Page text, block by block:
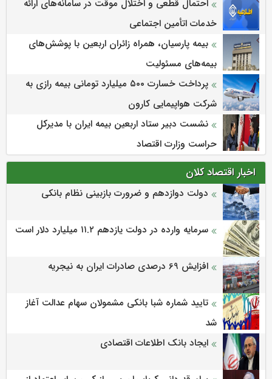
احتمال قطعی و اختلال موقت در سامانه‌های ارائه
خدمات اتأمین اجتماعی
بیمه پارسیان، همراه زائران اربعین با پوشش‌های
بیمه‌های مسئولیت
پرداخت خسارت ۵۰۰ میلیارد تومانی بیمه رازی به
شرکت هواپیمایی کارون
نشست دبیر ستاد اربعین بیمه ایران با مدیرکل
حراست وزارت اقتصاد
اخبار اقتصاد کلان
دولت دوازدهم و ضرورت بازبینی نظام بانکی
سرمایه وارده در دولت یازدهم ۱۱.۲ میلیارد دلار است
افزایش 69 درصدی صادرات ایران به نیجریه
تایید شماره شبا بانکی مشمولان سهام عدالت آغاز
شد
ایجاد بانک اطلاعات اقتصادی